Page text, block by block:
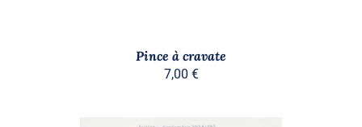
Pince à cravate
7,00 €